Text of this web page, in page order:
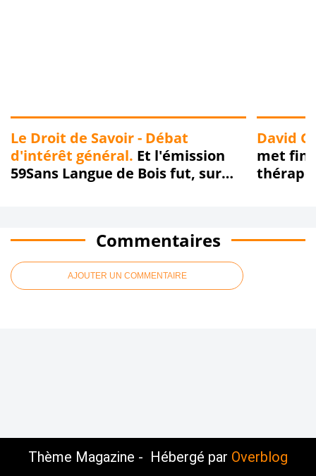
Le Droit de Savoir - Débat
d'intérêt général. Et l'émission
59Sans Langue de Bois fut, sur
David
met fin
Commentaires
AJOUTER UN COMMENTAIRE
Thème Magazine - Hébergé par Overblog